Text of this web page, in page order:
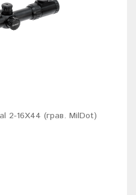
2-16X44 (грав. MilDot)